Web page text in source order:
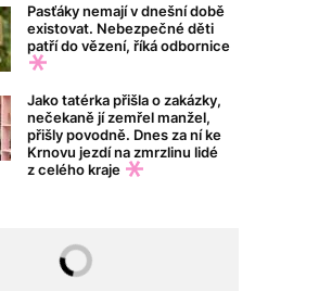
Pasťáky nemají v dnešní době
existovat. Nebezpečné děti
patří do vězení, říká odbornice
Jako tatérka přišla o zakázky,
nečekaně jí zemřel manžel,
přišly povodně. Dnes za ní ke
Krnovu jezdí na zmrzlinu lidé
z celého kraje